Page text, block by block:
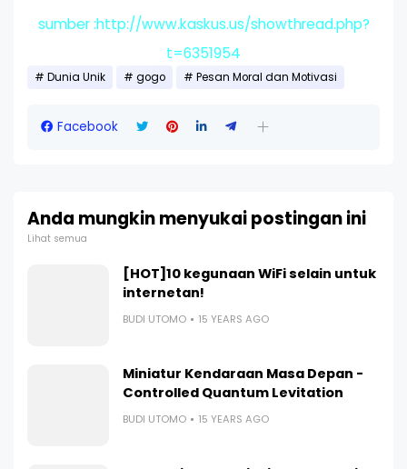
sumber :http://www.kaskus.us/showthread.php?
t=6351954
Dunia Unik gogo Pesan Moral dan Motivasi
Facebook
Anda mungkin menyukai postingan ini
Lihat semua
[HOT]10 kegunaan WiFi selain untuk
internetan!
BUDI UTOMO 15 YEARS AGO
Miniatur Kendaraan Masa Depan -
Controlled Quantum Levitation
BUDI UTOMO 15 YEARS AGO